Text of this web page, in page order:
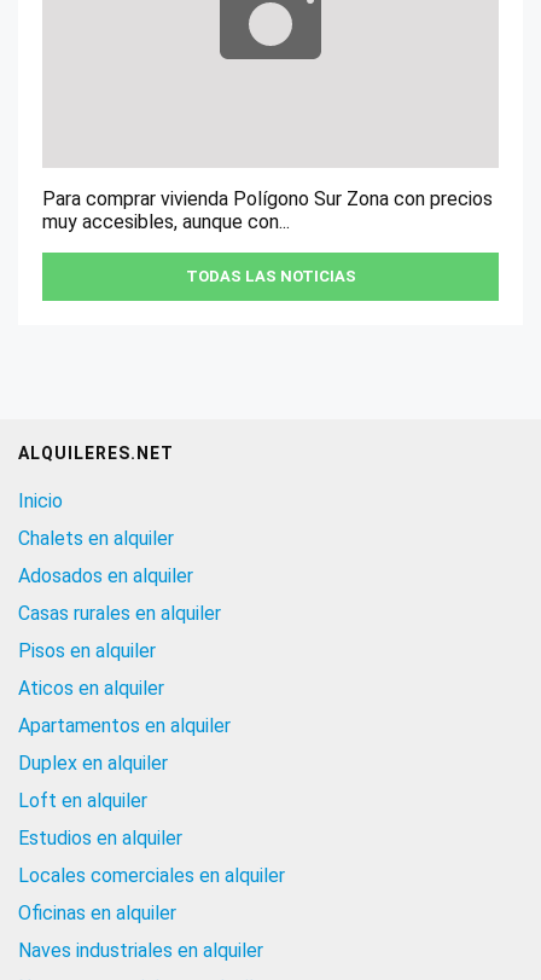
Para comprar vivienda Polígono Sur Zona con precios
muy accesibles, aunque con...
TODAS LAS NOTICIAS
ALQUILERES.NET
Inicio
Chalets en alquiler
Adosados en alquiler
Casas rurales en alquiler
Pisos en alquiler
Aticos en alquiler
Apartamentos en alquiler
Duplex en alquiler
Loft en alquiler
Estudios en alquiler
Locales comerciales en alquiler
Oficinas en alquiler
Naves industriales en alquiler